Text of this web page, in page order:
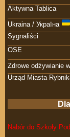
Aktywna Tablica
Ukraina / Україна
Sygnaliści
OSE
Zdrowe odżywianie
Urząd Miasta
Nabór do Szkoły